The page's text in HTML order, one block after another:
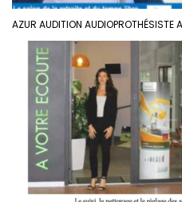
AZUR AUDITION AUDIOPROTHÉSISTE